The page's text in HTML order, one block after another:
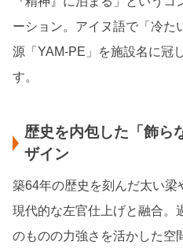
ーション。アイヌ語で「冷た
源「YAM-PE」を施設名に冠
す。
歴史を内包した「飾ら
ザイン
築64年の歴史を刻んだ太い梁
現代的な左官仕上げと融合。
のものの力強さを活かした空